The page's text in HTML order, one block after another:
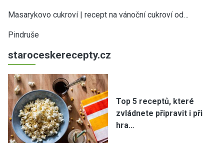
Masarykovo cukroví | recept na vánoční cukroví od…
Pindruše
staroceskerecepty.cz
Top 5 receptů, které
zvládnete připravit i při
hra…